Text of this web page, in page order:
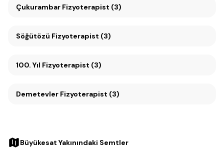
Çukurambar Fizyoterapist (3)
Söğütözü Fizyoterapist (3)
100. Yıl Fizyoterapist (3)
Demetevler Fizyoterapist (3)
Büyükesat Yakınındaki Semtler